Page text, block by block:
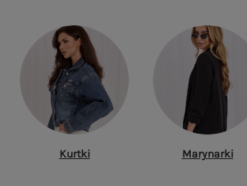
Kurtki Marynarki